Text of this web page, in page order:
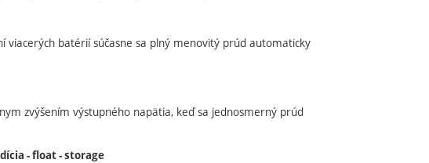
batérií súčasne sa plný menovitý prúd automaticky
zvýšením výstupného napätia, keď sa jednosmerný prúd
- float - storage